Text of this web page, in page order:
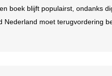
boek blijft populairst, ondanks
Nederland moet terugvordering